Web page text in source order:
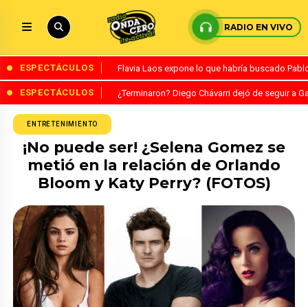
RADIO EN VIVO
ESPECTÁCULOS Flavia Laos expone lo que habría buscado
ESPECTÁCULOS ¿Terminaron? Diego Chávarri dejó de seguir a
ENTRETENIMIENTO
¡No puede ser! ¿Selena Gomez se
metió en la relación de Orlando
Bloom y Katy Perry? (FOTOS)